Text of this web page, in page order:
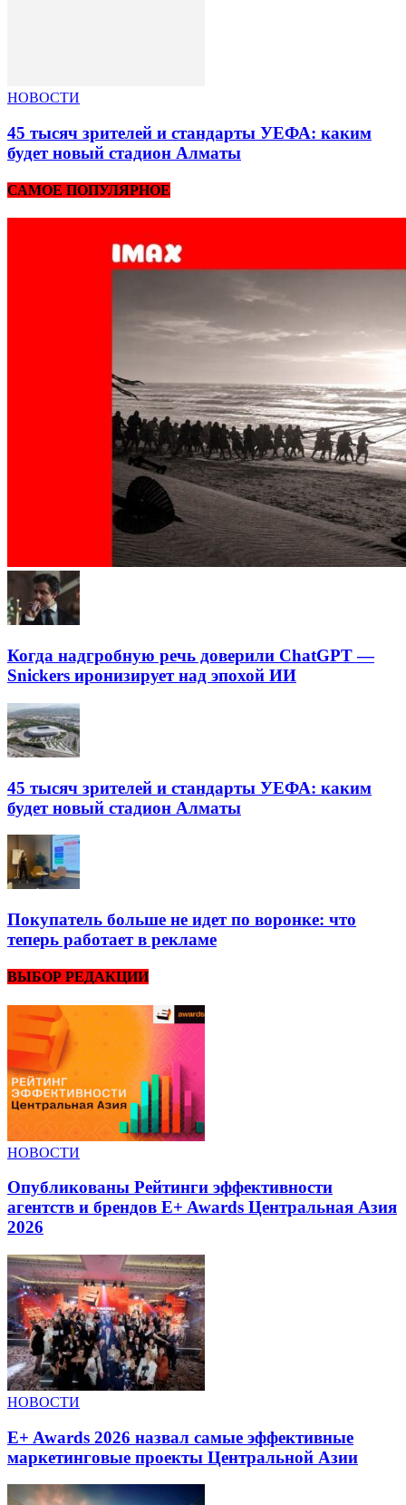
НОВОСТИ
45 тысяч зрителей и стандарты УЕФА: каким
будет новый стадион Алматы
САМОЕ ПОПУЛЯРНОЕ
Когда надгробную речь доверили ChatGPT —
Snickers иронизирует над эпохой ИИ
45 тысяч зрителей и стандарты УЕФА: каким
будет новый стадион Алматы
Покупатель больше не идет по воронке: что
теперь работает в рекламе
ВЫБОР РЕДАКЦИИ
НОВОСТИ
Опубликованы Рейтинги эффективности
агентств и брендов E+ Awards Центральная Азия
2026
НОВОСТИ
E+ Awards 2026 назвал самые эффективные
маркетинговые проекты Центральной Азии